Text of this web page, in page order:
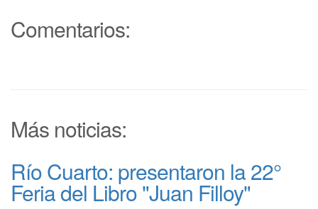
Comentarios:
Más noticias:
Río Cuarto: presentaron la 22°
Feria del Libro "Juan Filloy"